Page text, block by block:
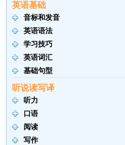
英语基础
音标和发音
英语语法
学习技巧
英语词汇
基础句型
听说读写译
听力
口语
阅读
写作